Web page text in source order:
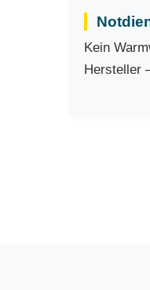
Kein
Hersteller